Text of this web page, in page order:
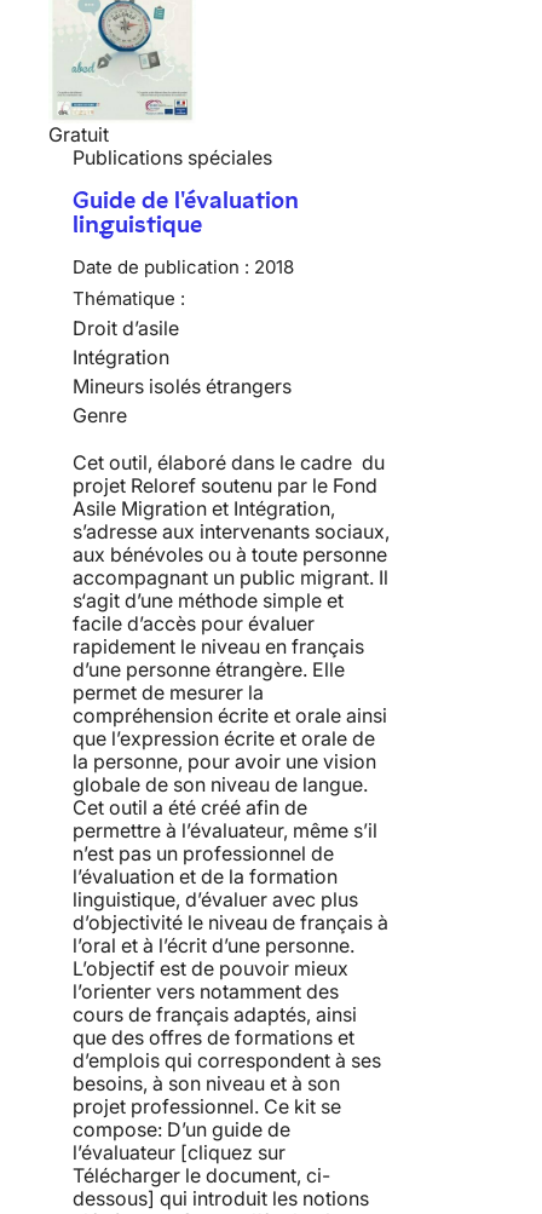
Gratuit
Publications spéciales
Guide de l'évaluation
linguistique
Date de publication : 2018
Thématique :
Droit d’asile
Intégration
Mineurs isolés étrangers
Genre
Cet outil, élaboré dans le cadre du
projet Reloref soutenu par le Fond
Asile Migration et Intégration,
s’adresse aux intervenants sociaux,
aux bénévoles ou à toute personne
accompagnant un public migrant. Il
s‘agit d’une méthode simple et
facile d’accès pour évaluer
rapidement le niveau en français
d’une personne étrangère. Elle
permet de mesurer la
compréhension écrite et orale ainsi
que l’expression écrite et orale de
la personne, pour avoir une vision
globale de son niveau de langue.
Cet outil a été créé afin de
permettre à l’évaluateur, même s’il
n’est pas un professionnel de
l’évaluation et de la formation
linguistique, d’évaluer avec plus
d’objectivité le niveau de français à
l’oral et à l’écrit d’une personne.
L’objectif est de pouvoir mieux
l’orienter vers notamment des
cours de français adaptés, ainsi
que des offres de formations et
d’emplois qui correspondent à ses
besoins, à son niveau et à son
projet professionnel. Ce kit se
compose: D’un guide de
l’évaluateur [cliquez sur
Télécharger le document, ci-
dessous] qui introduit les notions